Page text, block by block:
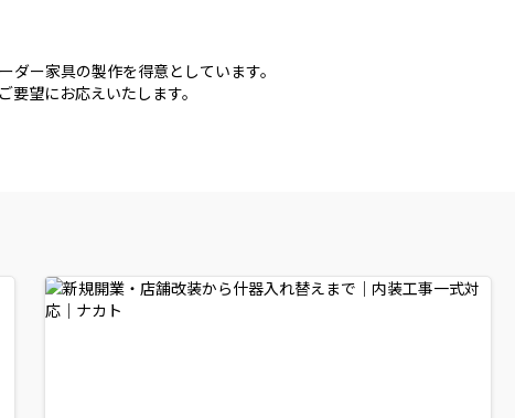
ー家具の製作を得意としています。
望にお応えいたします。